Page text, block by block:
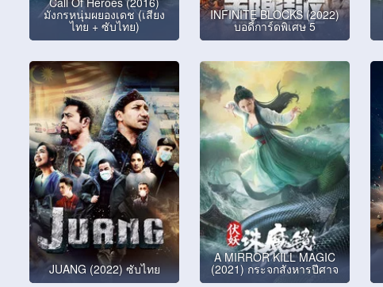
มังกรหนุ่มผยองเดช (เสียง
ไทย + ซับไทย)
INFINITE BLOCKS (2022)
บอดี้การ์ดพิเศษ 5
JUANG (2022) ซับไทย
A MIRROR KILL MAGIC
(2021) กระจกสังหารปีศาจ